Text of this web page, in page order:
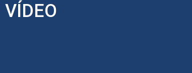
VÍDEO